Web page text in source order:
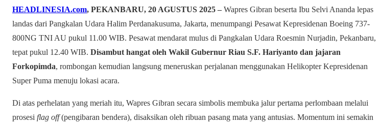
HEADLINESIA.com, PEKANBARU, 20 AGUSTUS 2025 – Wapres Gibran beserta Ibu Selvi Ananda lepas
landas dari Pangkalan Udara Halim Perdanakusuma, Jakarta, menumpangi Pesawat Kepresidenan Boeing 737-
800NG TNI AU pukul 11.00 WIB. Pesawat mendarat mulus di Pangkalan Udara Roesmin Nurjadin, Pekanbaru,
tepat pukul 12.40 WIB. Disambut hangat oleh Wakil Gubernur Riau S.F. Hariyanto dan jajaran
Forkopimda, rombongan kemudian langsung meneruskan perjalanan menggunakan Helikopter Kepresidenan
Super Puma menuju lokasi acara.
Di atas perhelatan yang meriah itu, Wapres Gibran secara simbolis membuka jalur pertama perlombaan melalui
prosesi flag off(pengibaran bendera), disaksikan oleh ribuan pasang mata yang antusias. Momentum ini semakin